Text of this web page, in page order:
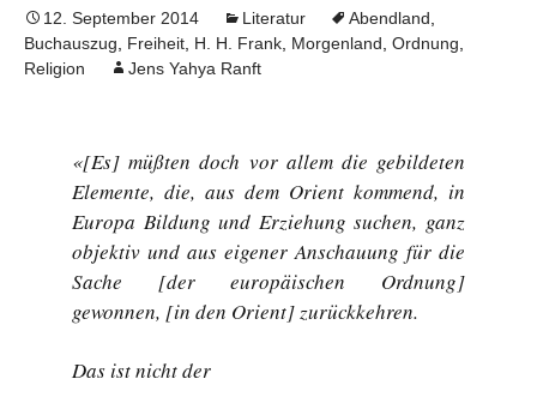
12. September 2014 Literatur Abendland
Buchauszug
Freiheit H. H. Frank Morgenland Ordnung
Religion
Jens Yahya Ranft
«[Es] müßten doch vor allem die gebildeten
Elemente, die, aus dem Orient kommend, in
Europa Bildung und Erziehung suchen, ganz
objektiv und aus eigener Anschauung für die
Sache [der europäischen Ordnung]
gewonnen, [in den Orient] zurückkehren.
Das ist nicht der